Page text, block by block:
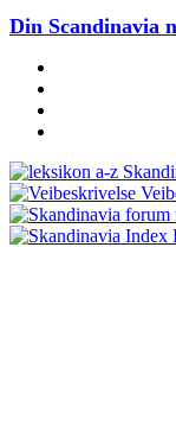
Din Scandinavia